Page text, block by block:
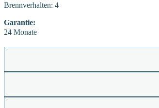
Brennverhalten: 4
Garantie:
24 Monate